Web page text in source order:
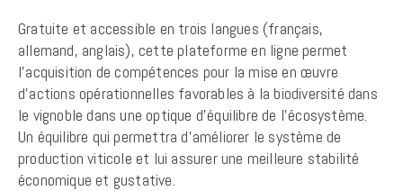
Gratuite et accessible en trois langues (français,
allemand, anglais), cette plateforme en ligne permet
l’acquisition de compétences pour la mise en œuvre
d’actions opérationnelles favorables à la biodiversité dans
le vignoble dans une optique d’équilibre de l’écosystème.
Un équilibre qui permettra d’améliorer le système de
production viticole et lui assurer une meilleure stabilité
économique et gustative.